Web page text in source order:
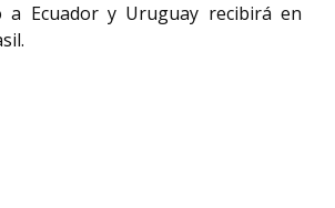
a Ecuador y Uruguay recibirá en